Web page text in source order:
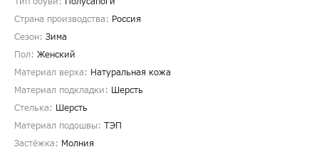
Страна производства: Россия
Сезон: Зима
Пол: Женский
Материал верха: Натуральная кожа
Материал подкладки: Шерсть
Стелька: Шерсть
Материал подошвы: ТЭП
Застёжка: Молния